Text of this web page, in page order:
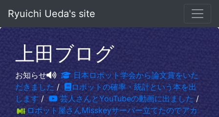
Ryuichi Ueda's site
上田ブログ
お知らせ
日本ロボット学会から論文賞をいた
だきました /
ロボットの確率・統計という本を出
します / 芸人さんとYouTubeの動画に出ました /
ロボット屋さんMisskeyサーバー立てたのでアカ